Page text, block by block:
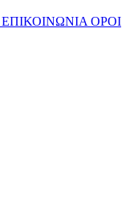
ΕΠΙΚΟΙΝΩΝΙΑΟΡΟΙ